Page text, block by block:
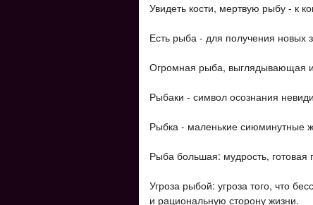
Увидеть кости, мертвую рыбу - к
Есть рыба - для получения новых
Огромная рыба, выглядывающая
Рыбаки - символ осознания
Рыбка - маленькие сиюминутные
Рыба большая: мудрость, готовая
Угроза рыбой: угроза того, что
и рациональную сторону жизни.